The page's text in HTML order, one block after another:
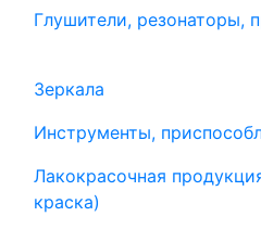
Глушители, резонаторы,
Зеркала
Инструменты,
Лакокрасочная
краска)